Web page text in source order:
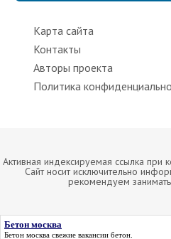
Карта сайта
Контакты
Авторы проекта
Политика
Активная индексируемая ссылка при
Сайт носит исключительно
рекомендуем
Бетон москва
Бетон москва свежие вакансии бетон.